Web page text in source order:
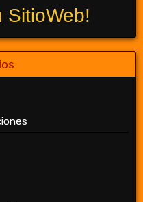
SitioWeb!